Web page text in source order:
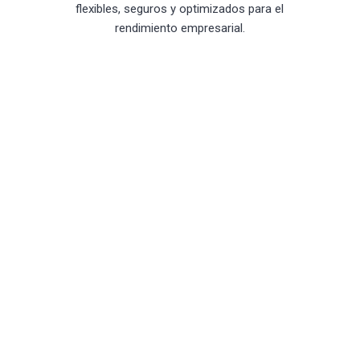
flexibles, seguros y optimizados para el
rendimiento empresarial.